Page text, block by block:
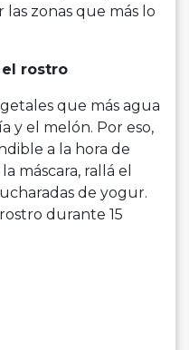
zonas que más lo
el rostro
que más agua
y el melón. Por eso,
a la hora de
máscara, rallá el
de yogur.
durante 15